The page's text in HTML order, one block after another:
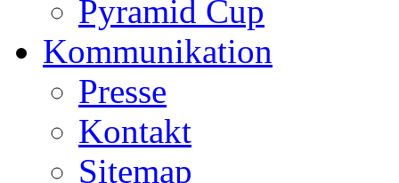
Pyramid Cup
Kommunikation
Presse
Kontakt
Sitemap